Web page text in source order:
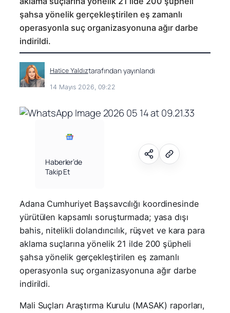
şahsa yönelik gerçekleştirilen eş zamanlı
operasyonla suç organizasyonuna ağır darbe
indirildi.
Hatice Yaldıztarafından yayınlandı
14 Mayıs 2026, 09:22
Haberler’de
Takip Et
Adana Cumhuriyet Başsavcılığı koordinesinde
yürütülen kapsamlı soruşturmada; yasa dışı
bahis, nitelikli dolandırıcılık, rüşvet ve kara para
aklama suçlarına yönelik 21 ilde 200 şüpheli
şahsa yönelik gerçekleştirilen eş zamanlı
operasyonla suç organizasyonuna ağır darbe
indirildi.
Mali Suçları Araştırma Kurulu (MASAK) raporları,